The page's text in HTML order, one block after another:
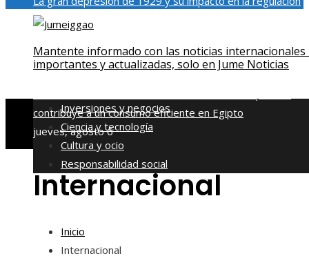
bancariaLas 15 exploraciones espaciales que ampliaron
individuales más grandes y su impacto en la ciencia y
tecnología
Modelos de desarrollo sostenible basados en
contribuye a un consumo eficiente en Egipto
jueves, agosto 6
Mantente informado con las noticias internacionales
importantes y actualizadas, solo en Jume Noticias
Inversiones y negocios
Ciencia y tecnología
Cultura y ocio
Responsabilidad social
Internacional
Inicio
Internacional